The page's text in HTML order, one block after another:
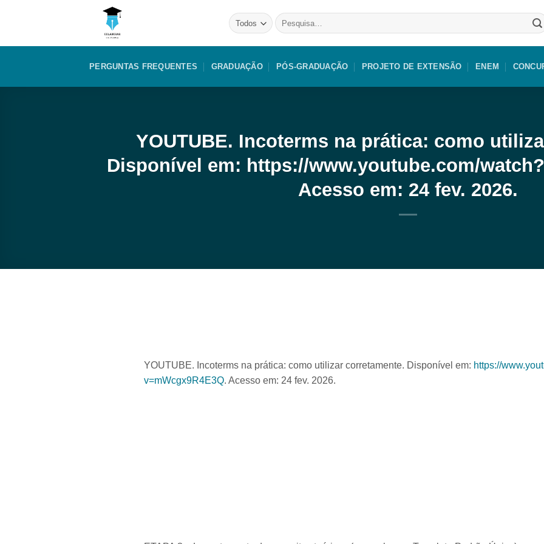
Pesquisar
por:
PERGUNTAS FREQUENTES GRADUAÇÃO PÓS-GRADUAÇÃO PROJETO DE EXTENSÃO ENEM
YOUTUBE. Incoterms na prática: como
Disponível em: https://www.youtube.com/
Acesso em: 24 fev. 2026.
YOUTUBE. Incoterms na prática: como utilizar corretamente. Disponível em: https://
v=mWcgx9R4E3Q. Acesso em: 24 fev. 2026.